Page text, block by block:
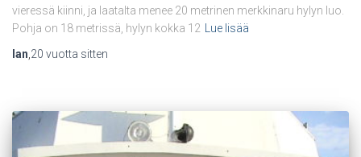
vieressä kiinni, ja laatalta menee 20 metrinen merkkinaru hylyn luo.
Pohja on 18 metrissä, hylyn kokka 12
Lue lisää
Ian 20 vuotta sitten